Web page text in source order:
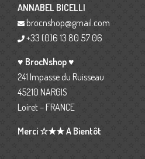
ANNABEL BICELLI
brocnshop@gmail.com
+33 (0)6 13 80 57 06
♥ BrocNshop ♥
241 Impasse du Ruisseau
45210 NARGIS
Loiret – FRANCE
Merci ☆★★ A Bientôt